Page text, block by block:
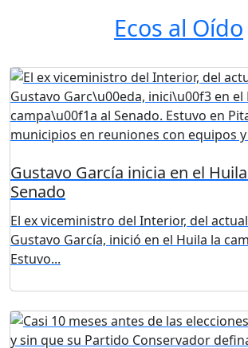
Ecos al Oído
Gustavo García inicia en el
Senado
El ex viceministro del Interior, del
Gustavo García, inició en el Huila la
Estuvo...